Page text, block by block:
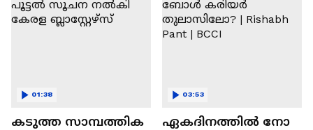
ആഘോഷമാക്കി
ആരാധകർ
കടുത്ത സാമ്പത്തിക
01:38
ഏകദിനത്തില്‍ നോ
03:53